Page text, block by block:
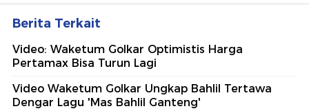
Berita Terkait
Video: Waketum Golkar Optimistis Harga
Pertamax Bisa Turun Lagi
Video Waketum Golkar Ungkap Bahlil Tertawa
Dengar Lagu 'Mas Bahlil Ganteng'